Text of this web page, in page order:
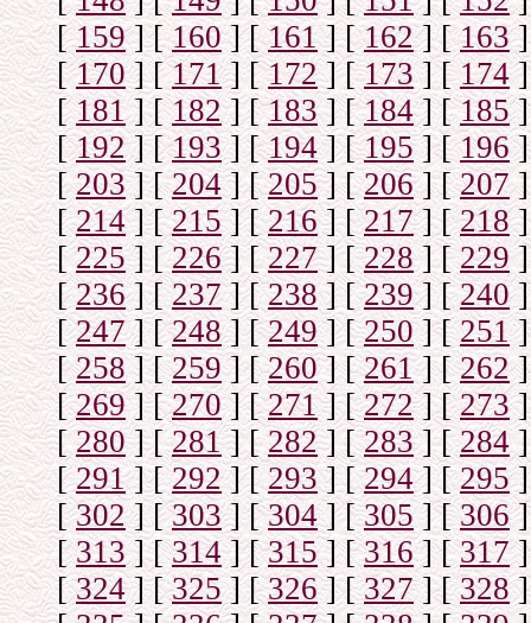
[159] [160] [161] [162] [163]
[170] [171] [172] [173] [174]
[181] [182] [183] [184] [185]
[192] [193] [194] [195] [196]
[203] [204] [205] [206] [207]
[214] [215] [216] [217] [218]
[225] [226] [227] [228] [229]
[236] [237] [238] [239] [240]
[247] [248] [249] [250] [251]
[258] [259] [260] [261] [262]
[269] [270] [271] [272] [273]
[ 280] [281] [282] [283] [284]
[291] [292] [293] [294] [295]
[302] [303] [304] [305] [ 306]
[313] [314] [315] [316] [317]
[324] [325] [326] [327] [328]